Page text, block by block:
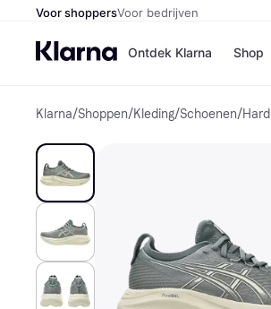
Voor shoppersVoor bedrijven
Ontdek Klarna Shop
Klarna/Shoppen/Kleding/Schoenen/